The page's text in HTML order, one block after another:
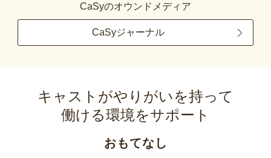
CaSyのオウンドメディア
CaSyジャーナル
キャストがやりがいを持って
働ける環境をサポート
おもてなし